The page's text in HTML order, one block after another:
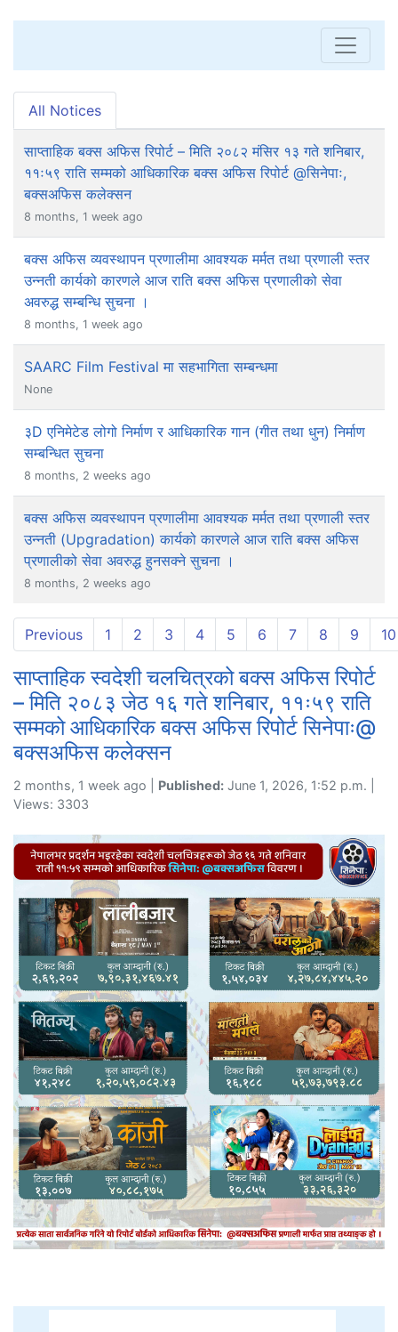
All Notices
साप्ताहिक बक्स अफिस रिपोर्ट – मिति २०८२ मंसिर १३ गते शनिबार,
११ः५९ राति सम्मको आधिकारिक बक्स अफिस रिपोर्ट @सिनेपाः,
बक्सअफिस कलेक्सन
8 months, 1 week ago
बक्स अफिस व्यवस्थापन प्रणालीमा आवश्यक मर्मत तथा प्रणाली स्तर
उन्नती कार्यको कारणले आज राति बक्स अफिस प्रणालीको सेवा
अवरुद्ध सम्बन्धि सुचना ।
8 months, 1 week ago
SAARC Film Festival मा सहभागिता सम्बन्धमा
None
३D एनिमेटेड लोगो निर्माण र आधिकारिक गान (गीत तथा धुन) निर्माण
सम्बन्धित सुचना
8 months, 2 weeks ago
बक्स अफिस व्यवस्थापन प्रणालीमा आवश्यक मर्मत तथा प्रणाली स्तर
उन्नती (Upgradation) कार्यको कारणले आज राति बक्स अफिस
प्रणालीको सेवा अवरुद्ध हुनसक्ने सुचना ।
8 months, 2 weeks ago
Previous 1 2 3 4 5 6 7 8 9 10
साप्ताहिक स्वदेशी चलचित्रको बक्स अफिस रिपोर्ट
– मिति २०८३ जेठ १६ गते शनिबार, ११ः५९ राति
सम्मको आधिकारिक बक्स अफिस रिपोर्ट सिनेपाः@
बक्सअफिस कलेक्सन
2 months, 1 week ago | Published: June 1, 2026, 1:52 p.m. |
Views: 3303